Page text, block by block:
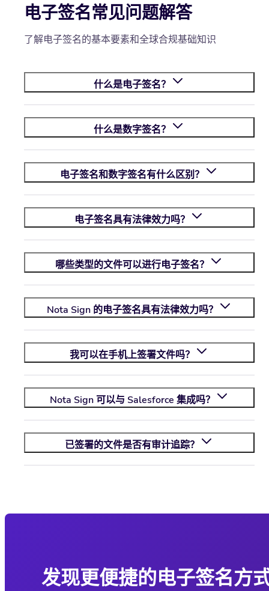
电子签名常见问题解答
了解电子签名的基本要素和全球合规基础知识
什么是电子签名？
什么是数字签名？
电子签名和数字签名有什么区别？
电子签名具有法律效力吗？
哪些类型的文件可以进行电子签名？
Nota Sign的电子签名具有法律效力吗？
我可以在手机上签署文件吗？
Nota Sign可以与 Salesforce 集成吗？
已签署的文件是否有审计追踪？
发现更便捷的电子签名方